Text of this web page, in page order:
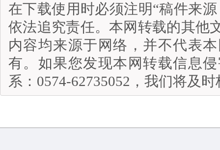
在下载使用时必须注明“稿件来
依法追究责任。本网转载的其他
内容均来源于网络，并不代表
有。如果您发现本网转载信息
系：0574-62735052，我们将及